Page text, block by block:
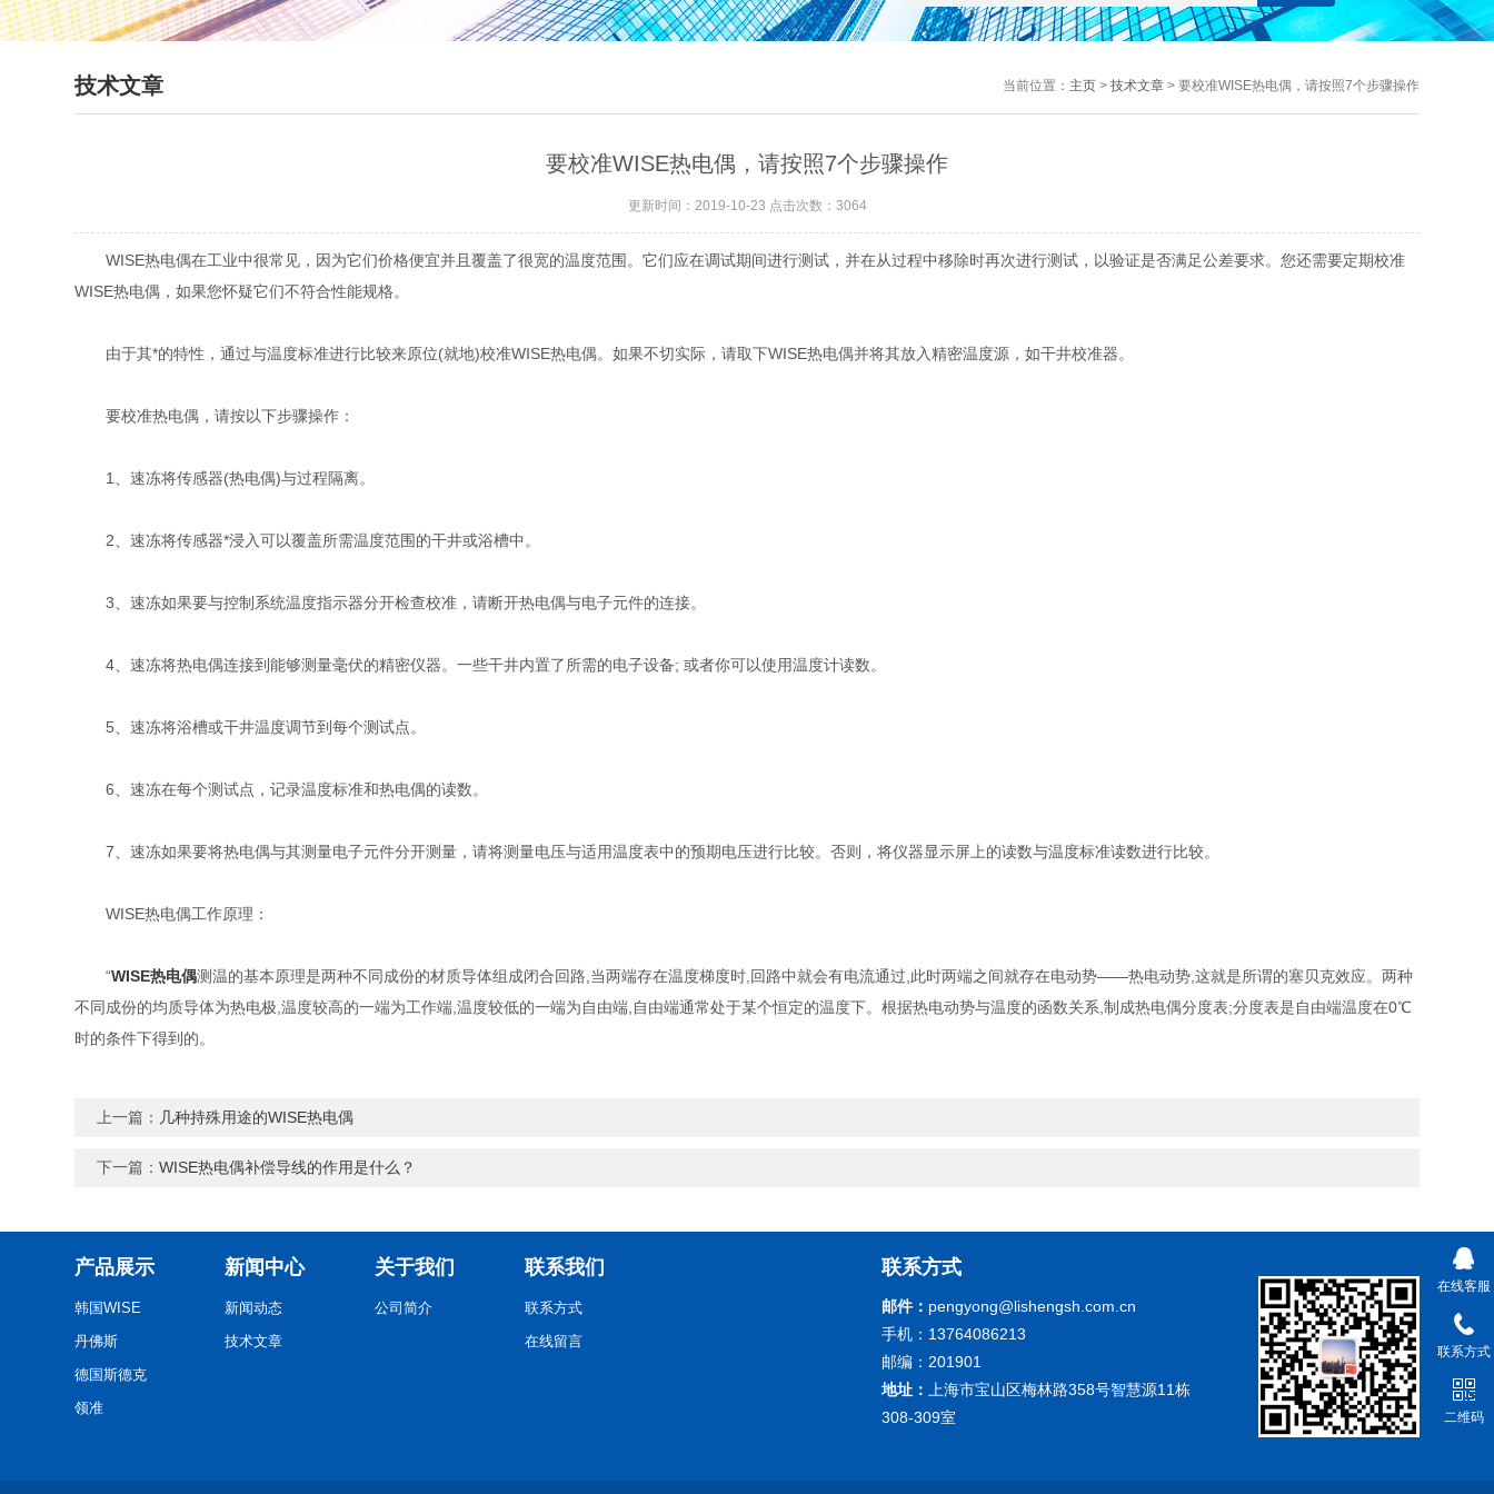
技术文章 当前位置： 主页> 技术文章> 要校准WISE热电偶，请按照7个步骤操作
要校准WISE热电偶，请按照7个步骤操作
更新时间：2019-10-23 点击次数：3064
WISE热电偶在工业中很常见，因为它们价格便宜并且覆盖了很宽的温度范围。它们应在调试期间进行测试，并在从过程中移除时再次进行测试，以验证是否满足公差要求。您还需要定期校准
WISE热电偶，如果您怀疑它们不符合性能规格。
由于其*的特性，通过与温度标准进行比较来原位(就地)校准WISE热电偶。如果不切实际，请取下WISE热电偶并将其放入精密温度源，如干井校准器。
要校准热电偶，请按以下步骤操作：
1、速冻将传感器(热电偶)与过程隔离。
2、速冻将传感器*浸入可以覆盖所需温度范围的干井或浴槽中。
3、速冻如果要与控制系统温度指示器分开检查校准，请断开热电偶与电子元件的连接。
4、速冻将热电偶连接到能够测量毫伏的精密仪器。一些干井内置了所需的电子设备; 或者你可以使用温度计读数。
5、速冻将浴槽或干井温度调节到每个测试点。
6、速冻在每个测试点，记录温度标准和热电偶的读数。
7、速冻如果要将热电偶与其测量电子元件分开测量，请将测量电压与适用温度表中的预期电压进行比较。否则，将仪器显示屏上的读数与温度标准读数进行比较。
WISE热电偶工作原理：
“WISE热电偶测温的基本原理是两种不同成份的材质导体组成闭合回路,当两端存在温度梯度时,回路中就会有电流通过,此时两端之间就存在电动势——热电动势,这就是所谓的塞贝克效应。两种
不同成份的均质导体为热电极,温度较高的一端为工作端,温度较低的一端为自由端,自由端通常处于某个恒定的温度下。根据热电动势与温度的函数关系,制成热电偶分度表;分度表是自由端温度在0℃
时的条件下得到的。
上一篇： 几种持殊用途的WISE热电偶
下一篇：WISE热电偶补偿导线的作用是什么？
产品展示
韩国WISE
丹佛斯
德国斯德克
领准
新闻中心
新闻动态
技术文章
关于我们
公司简介
联系我们
联系方式
在线留言
联系方式
邮件： pengyong@lishengsh.com.cn
手机：13764086213
邮编：201901
地址：
上海市宝山区梅林路358号智慧源11栋
308-309室
在线客服
联系方式
二维码